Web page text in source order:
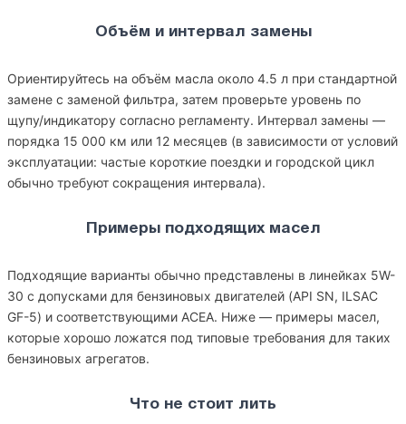
Объём и интервал замены
Ориентируйтесь на объём масла около 4.5 л при стандартной
замене с заменой фильтра, затем проверьте уровень по
щупу/индикатору согласно регламенту. Интервал замены —
порядка 15 000 км или 12 месяцев (в зависимости от условий
эксплуатации: частые короткие поездки и городской цикл
обычно требуют сокращения интервала).
Примеры подходящих масел
Подходящие варианты обычно представлены в линейках 5W-
30 с допусками для бензиновых двигателей (API SN, ILSAC
GF-5) и соответствующими ACEA. Ниже — примеры масел,
которые хорошо ложатся под типовые требования для таких
бензиновых агрегатов.
Что не стоит лить